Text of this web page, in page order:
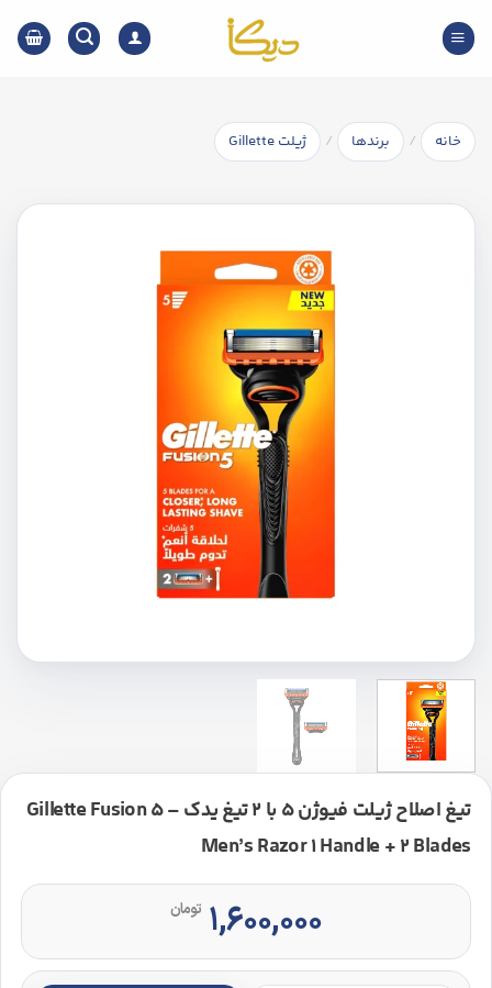
content
خانه / برندها / ژیلت Gillette
تیغ اصلاح ژیلت فیوژن 5 با 2 تیغ یدک – Gillette Fusion 5
Men’s Razor 1 Handle + 2 Blades
۱,۶۰۰,۰۰۰ تومان